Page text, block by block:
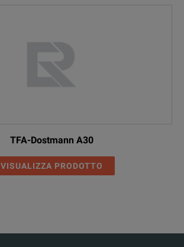
TFA-Dostmann A30
VISUALIZZA PRODOTTO